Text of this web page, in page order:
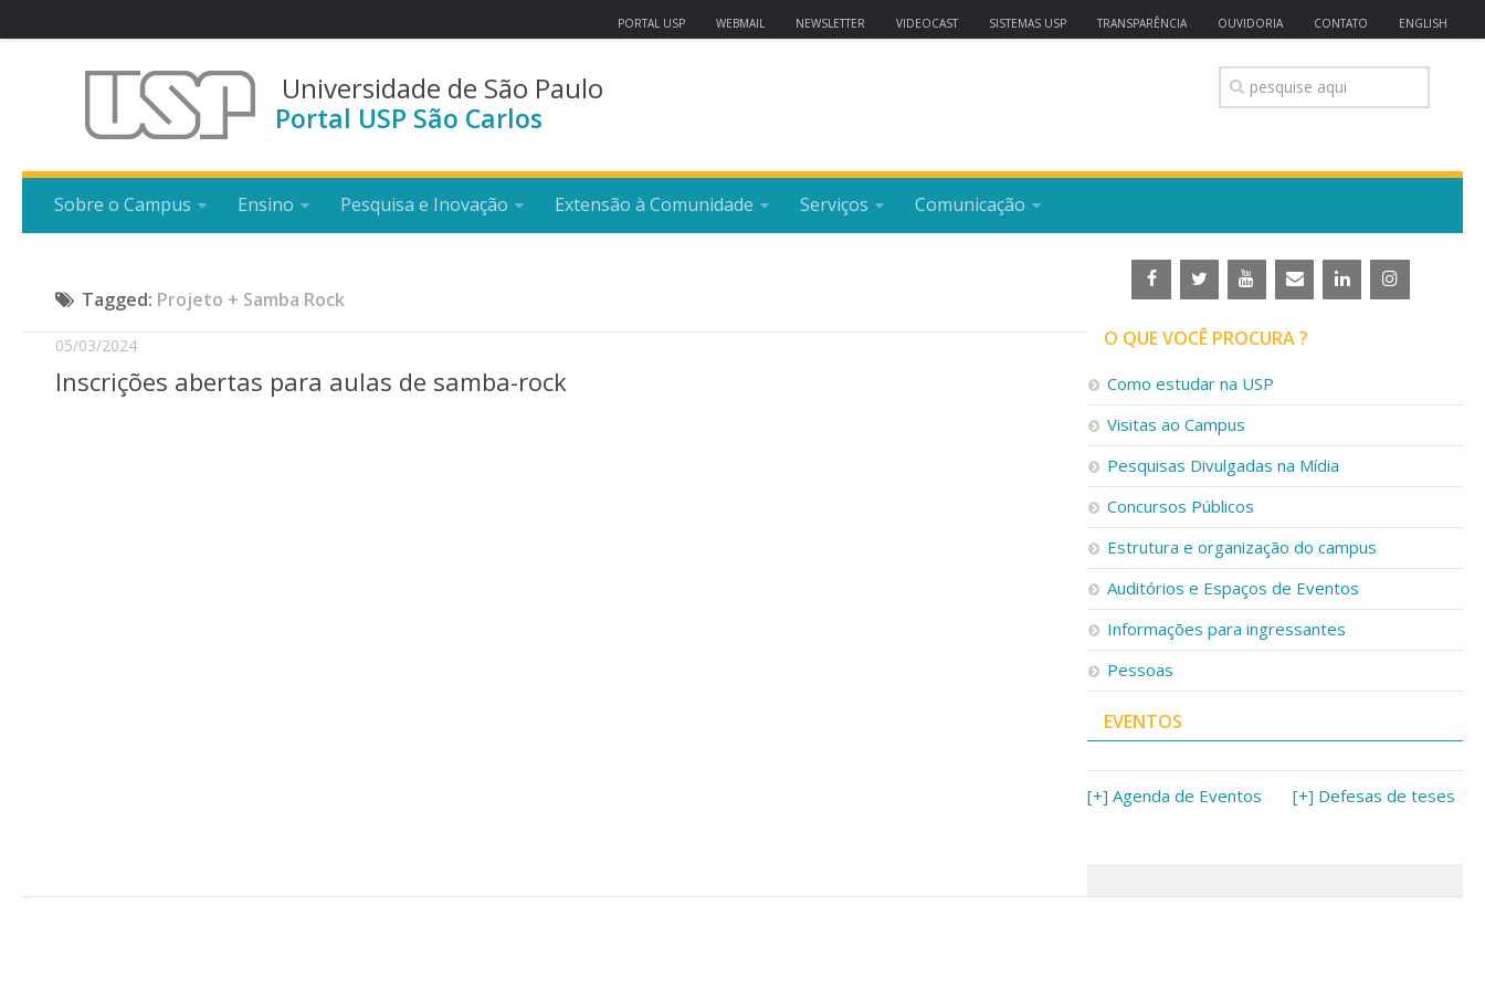
PORTAL USP WEBMAIL NEWSLETTER VIDEOCAST SISTEMAS USP TRANSPARÊNCIA OUVIDORIA CONTATO ENGLISH
Universidade de São Paulo
Portal USP São Carlos
Sobre o Campus Ensino Pesquisa e Inovação Extensão à Comunidade Serviços Comunicação
Tagged: Projeto + Samba Rock
05/03/2024
Inscrições abertas para aulas de samba-rock
O QUE VOCÊ PROCURA ?
Como estudar na USP
Visitas ao Campus
Pesquisas Divulgadas na Mídia
Concursos Públicos
Estrutura e organização do campus
Auditórios e Espaços de Eventos
Informações para ingressantes
Pessoas
EVENTOS
[+] Agenda de Eventos [+] Defesas de teses